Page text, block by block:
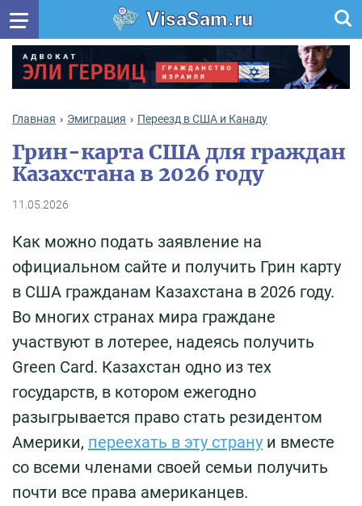
VisaSam.ru
Главная Эмиграция Переезд в США и Канаду
Грин-карта США для граждан
Казахстана в 2026 году
11.05.2026
Как можно подать заявление на
официальном сайте и получить Грин карту
в США гражданам Казахстана в 2026 году.
Во многих странах мира граждане
участвуют в лотерее, надеясь получить
Green Card. Казахстан одно из тех
государств, в котором ежегодно
разыгрывается право стать резидентом
Америки, переехать в эту страну и вместе
со всеми членами своей семьи получить
почти все права американцев.